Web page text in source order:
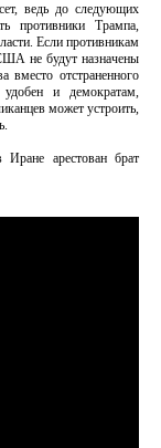
ведь до следующих
противники Трампа,
Если противникам
не будут назначены
вместо отстраненного
удобен и демократам,
может устроить,
арестован брат